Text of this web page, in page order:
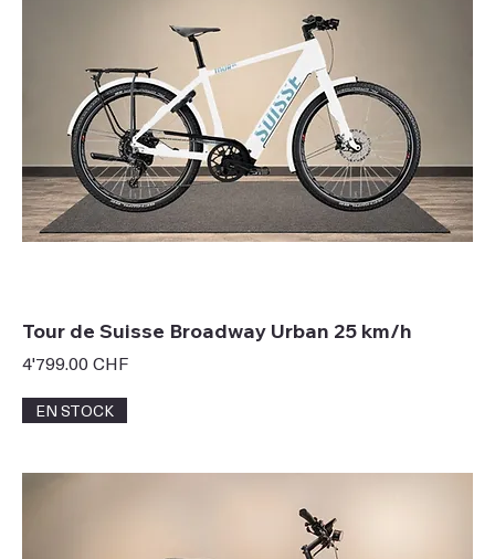
Tour de Suisse Broadway Urban 25 km/h
Prix
4'799.00 CHF
EN STOCK